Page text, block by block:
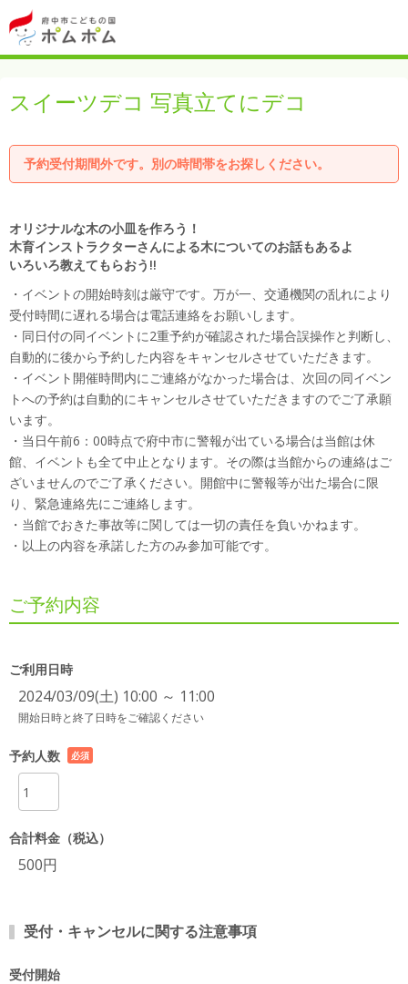
スイーツデコ 写真立てにデコ
予約受付期間外です。別の時間帯をお探しください。
オリジナルな木の小皿を作ろう！
木育インストラクターさんによる木についてのお話もあるよ
いろいろ教えてもらおう!!
・イベントの開始時刻は厳守です。万が一、交通機関の乱れにより
受付時間に遅れる場合は電話連絡をお願いします。
・同日付の同イベントに2重予約が確認された場合誤操作と判断し、
自動的に後から予約した内容をキャンセルさせていただきます。
・イベント開催時間内にご連絡がなかった場合は、次回の同イベン
トへの予約は自動的にキャンセルさせていただきますのでご了承願
います。
・当日午前6：00時点で府中市に警報が出ている場合は当館は休
館、イベントも全て中止となります。その際は当館からの連絡はご
ざいませんのでご了承ください。開館中に警報等が出た場合に限
り、緊急連絡先にご連絡します。
・当館でおきた事故等に関しては一切の責任を負いかねます。
・以上の内容を承諾した方のみ参加可能です。
ご予約内容
ご利用日時
2024/03/09(土) 10:00 ～ 11:00
開始日時と終了日時をご確認ください
予約人数
必須
合計料金（税込）
500円
受付・キャンセルに関する注意事項
受付開始